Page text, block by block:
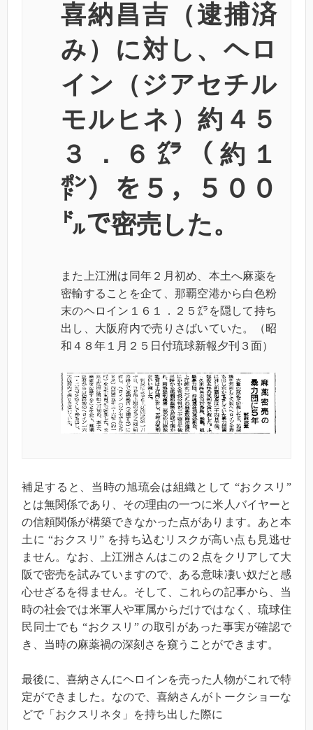
喜納昌吉（逮捕済
み）に対し、ヘロ
イン（ジアセチル
モルヒネ）約４５
３．６㌘（約１
㍀）を５，５００
㌦で密売した。
また上江洲は同年２月初め、本土へ麻薬を
密輸することを企て、那覇空港から白色粉
末のヘロイン１６１．２５㌘を隠して持ち
出し、大阪府内で売りさばいていた。（昭
和４８年１月２５日付琉球新報夕刊３面）
補足すると、当時の旭琉会は組織として “おクスリ”
とは無関係であり、その理由の一つに米人バイヤーと
の信頼関係が構築できなかった点があります。あと本
土に “おクスリ” を持ち込むリスクが高い点も見逃せ
ません。なお、上江洲さんはこの２点をクリアして大
阪で密売を試みていますので、ある意味凄い奴だと感
心せざるを得ません。そして、これらの記事から、当
時の社会では米軍人や軍属からだけではなく、琉球住
民同士でも “おクスリ” の取引があった事実が確認で
き、当時の麻薬禍の深刻さを窺うことができます。
最後に、喜納さんにヘロインを売った人物がこれで特
定ができました。なので、喜納さんがトークショーな
どで「おクスリネタ」を持ち出した際に